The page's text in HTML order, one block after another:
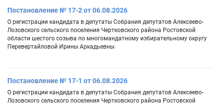
Постановление № 17-2 от 06.08.2026
О регистрации кандидата в депутаты Собрания депутатов Алексеево-
Лозовского сельского поселения Чертковского района Ростовской
области шестого созыва по многомандатному избирательному округу
Перевертайловой Ирины Аркадьевны
Постановление № 17-1 от 06.08.2026
О регистрации кандидата в депутаты Собрания депутатов Алексеево-
Лозовского сельского поселения Чертковского района Ростовской